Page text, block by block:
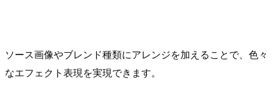
ソース画像やブレンド種類にアレンジを加えることで、色々
なエフェクト表現を実現できます。